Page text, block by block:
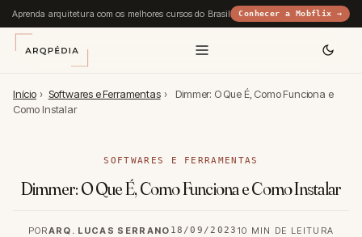
Aprenda arquitetura com os melhores cursos do Brasil Conhecer a Mobflix →
Início › Softwares e Ferramentas ›
Dimmer: O Que É, Como Funciona e
Como Instalar
SOFTWARES E FERRAMENTAS
Dimmer: O Que É, Como Funciona e Como Instalar
PORARQ. LUCAS SERRANO 18/09/2023 10 MIN DE LEITURA